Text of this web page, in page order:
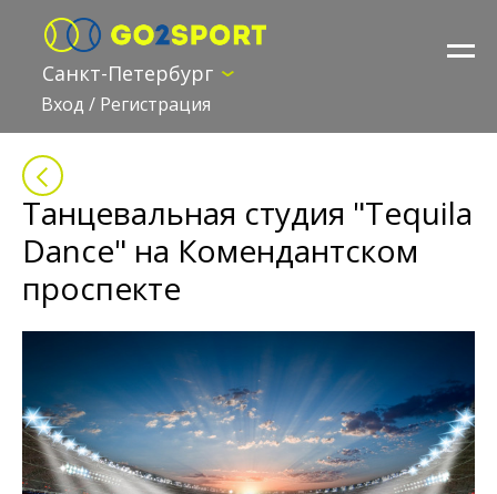
Санкт-Петербург
Вход / Регистрация
Танцевальная студия "Tequila
Dance" на Комендантском
проспекте